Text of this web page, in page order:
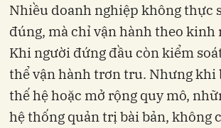
Nhiều doanh nghiệp không thực
đúng, mà chỉ vận hành theo
Khi người đứng đầu còn kiểm
thể vận hành trơn tru. Nhưng khi
thế hệ hoặc mở rộng quy mô,
hệ thống quản trị bài bản, không